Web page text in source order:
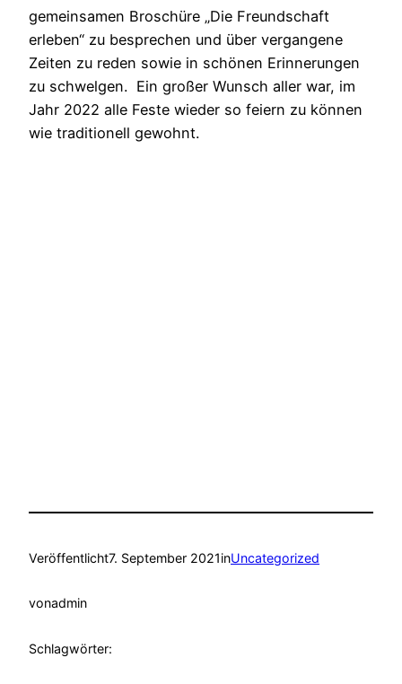
gemeinsamen Broschüre „Die Freundschaft
erleben“ zu besprechen und über vergangene
Zeiten zu reden sowie in schönen Erinnerungen
zu schwelgen. Ein großer Wunsch aller war, im
Jahr 2022 alle Feste wieder so feiern zu können
wie traditionell gewohnt.
Veröffentlicht7. September 2021inUncategorized
vonadmin
Schlagwörter: